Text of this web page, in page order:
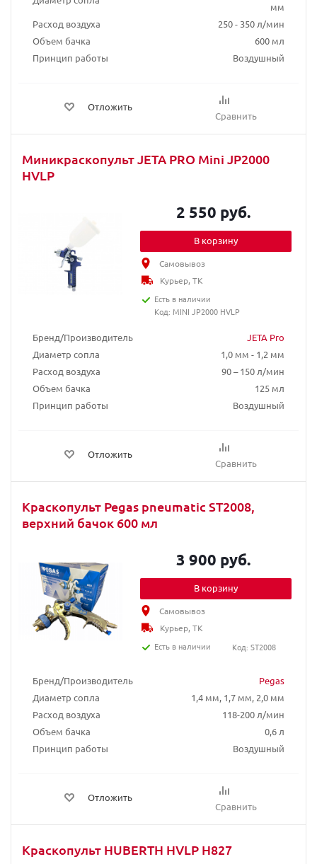
мм
Расход воздуха
250 - 350 л/мин
Объем бачка
600 мл
Принцип работы
Воздушный
Отложить
Сравнить
Миникраскопульт JETA PRO Mini JP2000
HVLP
Бренд/Производитель
JETA Pro
Диаметр сопла
1,0 мм - 1,2 мм
Расход воздуха
90 – 150 л/мин
Объем бачка
125 мл
Принцип работы
Воздушный
Отложить
Сравнить
2 550 руб.
В корзину
Самовывоз
Курьер, ТК
Есть в наличии
Код: MINI JP2000 HVLP
Краскопульт Pegas pneumatic ST2008,
верхний бачок 600 мл
Бренд/Производитель
Pegas
Диаметр сопла
1,4 мм, 1,7 мм, 2,0 мм
Расход воздуха
118-200 л/мин
Объем бачка
0,6 л
Принцип работы
Воздушный
Отложить
Сравнить
3 900 руб.
В корзину
Самовывоз
Курьер, ТК
Есть в наличии
Код: ST2008
Краскопульт HUBERTH HVLP H827